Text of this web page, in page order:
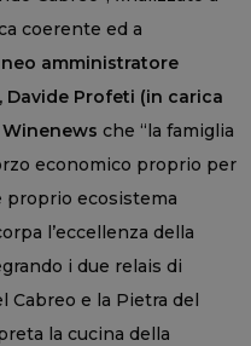
coerente ed a
neo amministratore
Profeti (in carica
che “la famiglia
economico proprio per
proprio ecosistema
l’eccellenza della
i due relais di
Cabreo e la Pietra del
la cucina della